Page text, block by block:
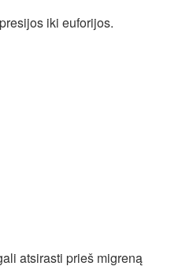
iki euforijos.
atsirasti prieš migreną